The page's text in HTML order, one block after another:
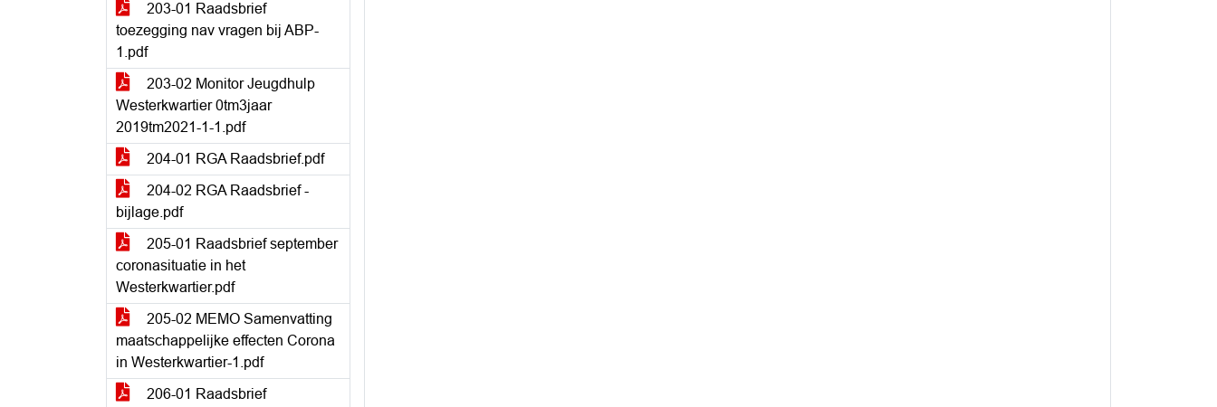
203-01 Raadsbrief
toezegging nav vragen bij ABP-
1.pdf
203-02 Monitor Jeugdhulp
Westerkwartier 0tm3jaar
2019tm2021-1-1.pdf
204-01 RGA Raadsbrief.pdf
204-02 RGA Raadsbrief -
bijlage.pdf
205-01 Raadsbrief september
coronasituatie in het
Westerkwartier.pdf
205-02 MEMO Samenvatting
maatschappelijke effecten Corona
in Westerkwartier-1.pdf
206-01 Raadsbrief